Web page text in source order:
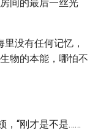
间的最后一丝光
没有任何记忆，
物的本能，哪怕不
，“刚才是不是……